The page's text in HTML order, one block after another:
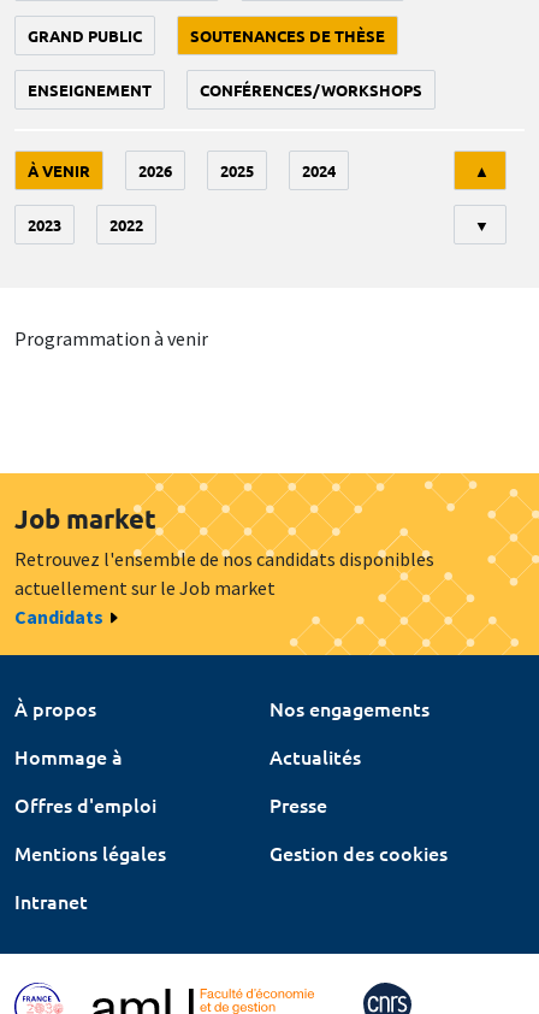
GRAND PUBLIC SOUTENANCES DE THÈSE
ENSEIGNEMENT CONFÉRENCES/WORKSHOPS
À VENIR 2026 2025 2024
2023 2022
▲
▼
Programmation à venir
Job market
Retrouvez l'ensemble de nos candidats disponibles
actuellement sur le Job market
Candidats
À propos
Nos engagements
Hommage à
Actualités
Offres d'emploi
Presse
Mentions légales
Gestion des cookies
Intranet